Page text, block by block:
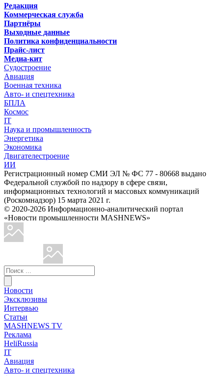
Редакция
Коммерческая служба
Партнёры
Выходные данные
Политика конфиденциальности
Прайс-лист
Медиа-кит
Судостроение
Авиация
Военная техника
Авто- и спецтехника
БПЛА
Космос
IT
Наука и промышленность
Энергетика
Экономика
Двигателестроение
ИИ
Регистрационный номер СМИ ЭЛ № ФС 77 - 80668 выдано
Федеральной службой по надзору в сфере связи,
информационных технологий и массовых коммуникаций
(Роскомнадзор) 15 марта 2021 г.
© 2020-2026 Информационно-аналитический портал
«Новости промышленности MASHNEWS»
Новости
Эксклюзивы
Интервью
Статьи
MASHNEWS TV
Реклама
HeliRussia
IT
Авиация
Авто- и спецтехника